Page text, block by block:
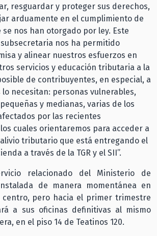
resguardar y proteger sus derechos,
arduamente en el cumplimiento de
nos han otorgado por ley. Este
nos ha permitido
y alinear nuestros esfuerzos en
servicios y educación tributaria a la
de contribuyentes, en especial, a
lo necesitan: personas vulnerables,
y medianas, varias de los
por las recientes
cuales orientaremos para acceder a
tributario que está entregando el
a través de la TGR y el SII”.
relacionado del Ministerio de
de manera momentánea en
centro, pero hacia el primer trimestre
a sus oficinas definitivas al mismo
en el piso 14 de Teatinos 120.